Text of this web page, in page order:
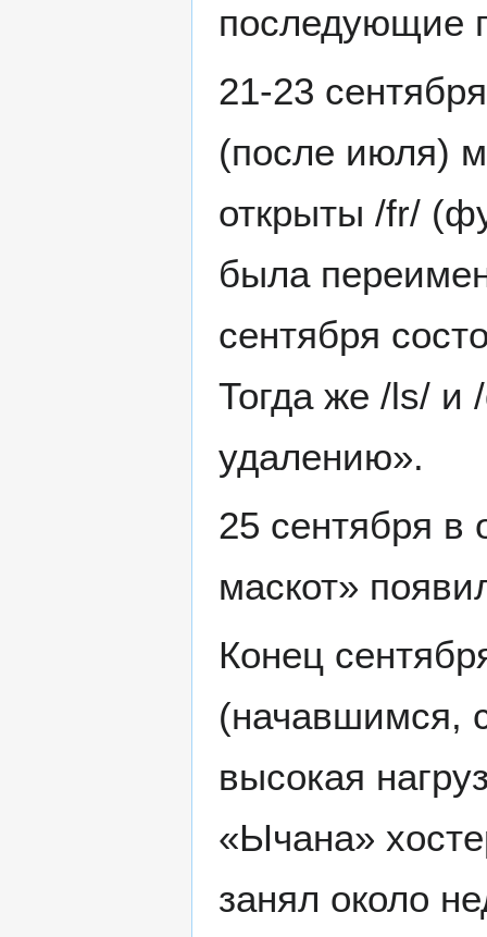
последующие
21-23
(после июля)
открыты /fr/
была
сентября
Тогда же /ls/ и
удалению».
25 сентября в
маскот»
Конец
(начавшимся,
высокая
«Ычана»
занял около